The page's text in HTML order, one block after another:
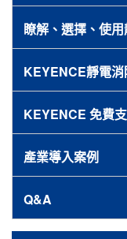
瞭解、選擇、使
KEYENCE靜電消
KEYENCE 免費
產業導入案例
Q&A